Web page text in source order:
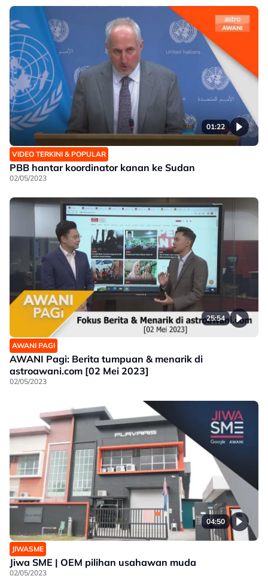
01:22
VIDEO TERKINI & POPULAR
PBB hantar koordinator kanan ke Sudan
02/05/2023
25:54
AWANI PAGI
AWANI Pagi: Berita tumpuan & menarik di
astroawani.com [02 Mei 2023]
02/05/2023
04:50
JIWASME
Jiwa SME | OEM pilihan usahawan muda
02/05/2023